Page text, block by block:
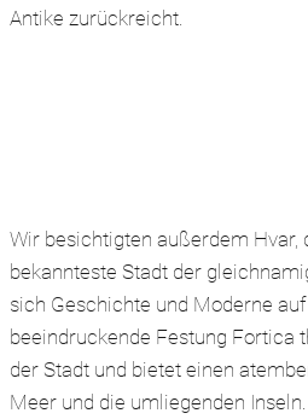
Antike zurückreicht.
Wir besichtigten außerdem Hvar,
bekannteste Stadt der
sich Geschichte und Moderne
beeindruckende Festung Fortica
der Stadt und bietet einen
Meer und die umliegenden Inseln.